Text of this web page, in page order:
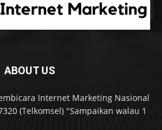
ABOUT US
Internet Marketing Nasional
(Telkomsel) "Sampaikan walau 1